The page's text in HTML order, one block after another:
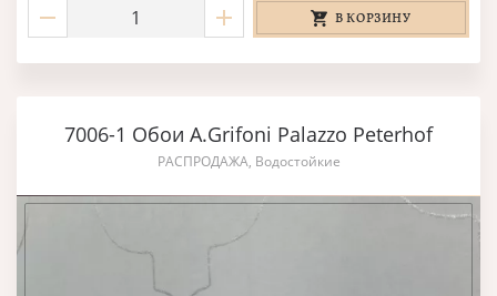
В КОРЗИНУ
7006-1 Обои A.Grifoni Palazzo Peterhof
РАСПРОДАЖА, Водостойкие